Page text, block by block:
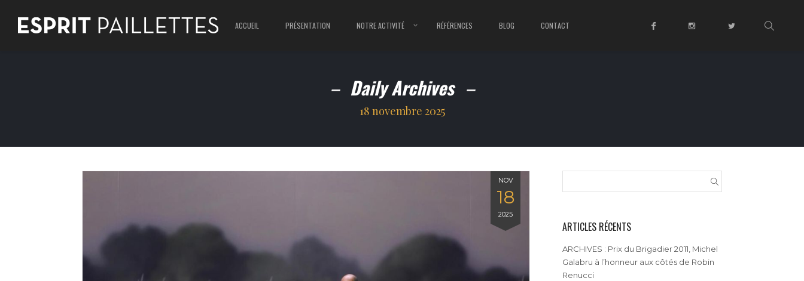
ACCUEIL PRÉSENTATION NOTRE ACTIVITÉ RÉFÉRENCES BLOG CONTACT
Daily Archives
18 novembre 2025
NOV
18
2025
ARTICLES RÉCENTS
ARCHIVES : Prix du Brigadier 2011, Michel
Galabru à l’honneur aux côtés de Robin
Renucci